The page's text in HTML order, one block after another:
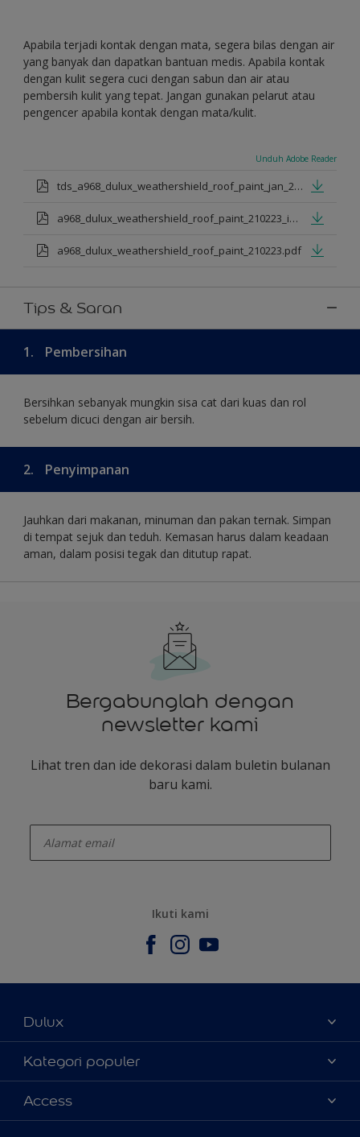
Apabila terjadi kontak dengan mata, segera bilas dengan air
yang banyak dan dapatkan bantuan medis. Apabila kontak
dengan kulit segera cuci dengan sabun dan air atau
pembersih kulit yang tepat. Jangan gunakan pelarut atau
pengencer apabila kontak dengan mata/kulit.
Unduh Adobe Reader
tds_a968_dulux_weathershield_roof_paint_jan_2025_id.pdf
a968_dulux_weathershield_roof_paint_210223_id.pdf
a968_dulux_weathershield_roof_paint_210223.pdf
Tips & Saran
1. Pembersihan
Bersihkan sebanyak mungkin sisa cat dari kuas dan rol
sebelum dicuci dengan air bersih.
2. Penyimpanan
Jauhkan dari makanan, minuman dan pakan ternak. Simpan
di tempat sejuk dan teduh. Kemasan harus dalam keadaan
aman, dalam posisi tegak dan ditutup rapat.
Bergabunglah dengan
newsletter kami
Lihat tren dan ide dekorasi dalam buletin bulanan
baru kami.
Ikuti kami
Dulux
Tentang Kami
Contact us
Temukan toko
Kategori populer
Warna
Produk
Access